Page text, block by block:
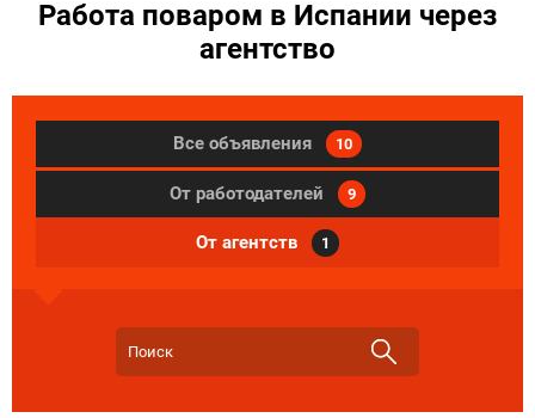
Работа поваром в Испании через
агентство
Все объявления 10
От работодателей 9
От агентств 1